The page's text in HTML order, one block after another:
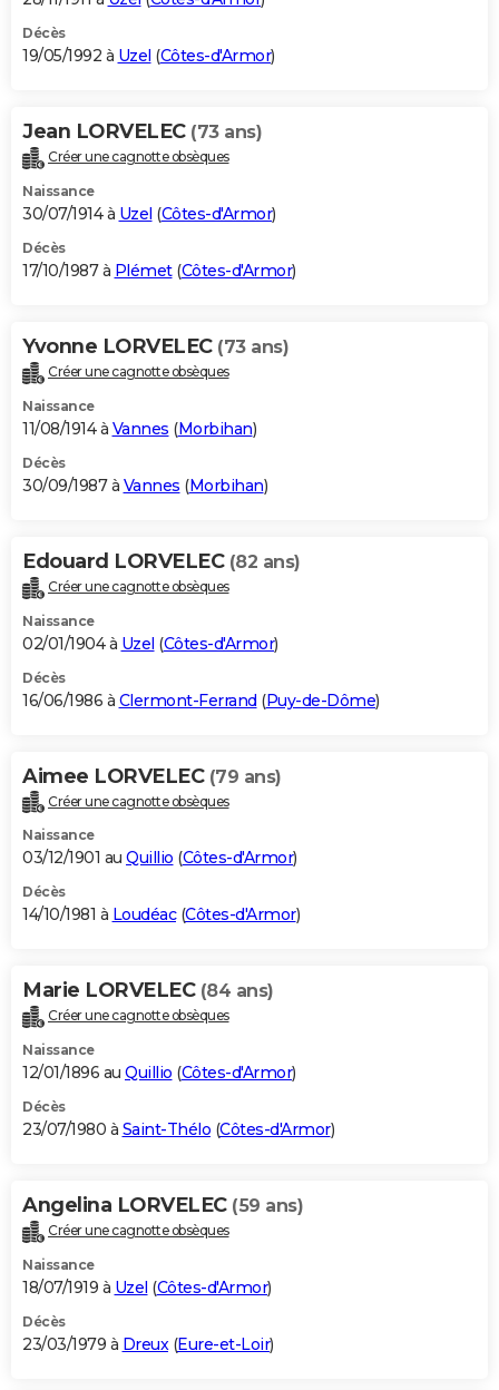
Décès
19/05/1992 à Uzel (Côtes-d'Armor)
Jean LORVELEC (73 ans)
Créer une cagnotte obsèques
Naissance
30/07/1914 à Uzel (Côtes-d'Armor)
Décès
17/10/1987 à Plémet(Côtes-d'Armor)
Yvonne LORVELEC (73 ans)
Créer une cagnotte obsèques
Naissance
11/08/1914 à Vannes (Morbihan)
Décès
30/09/1987 à Vannes (Morbihan)
Edouard LORVELEC (82 ans)
Créer une cagnotte obsèques
Naissance
02/01/1904 à Uzel (Côtes-d'Armor)
Décès
16/06/1986 à Clermont-Ferrand (Puy-de-Dôme)
Aimee LORVELEC (79 ans)
Créer une cagnotte obsèques
Naissance
03/12/1901 au Quillio (Côtes-d'Armor)
Décès
14/10/1981 à Loudéac(Côtes-d'Armor)
Marie LORVELEC (84 ans)
Créer une cagnotte obsèques
Naissance
12/01/1896 au Quillio (Côtes-d'Armor)
Décès
23/07/1980 à Saint-Thélo (Côtes-d'Armor)
Angelina LORVELEC (59 ans)
Créer une cagnotte obsèques
Naissance
18/07/1919 à Uzel (Côtes-d'Armor)
Décès
23/03/1979 à Dreux(Eure-et-Loir)